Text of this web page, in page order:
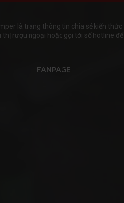
là trang thông tin chia sẻ kiến thức
rượu ngoại hoặc gọi tới số hotline
FANPAGE